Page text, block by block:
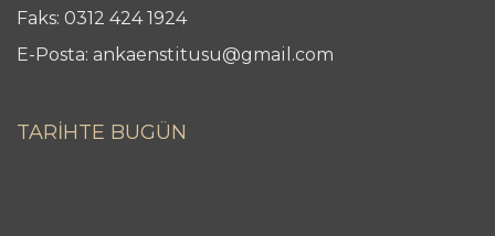
Faks: 0312 424 1924
E-Posta: ankaenstitusu@gmail.com
TARİHTE BUGÜN